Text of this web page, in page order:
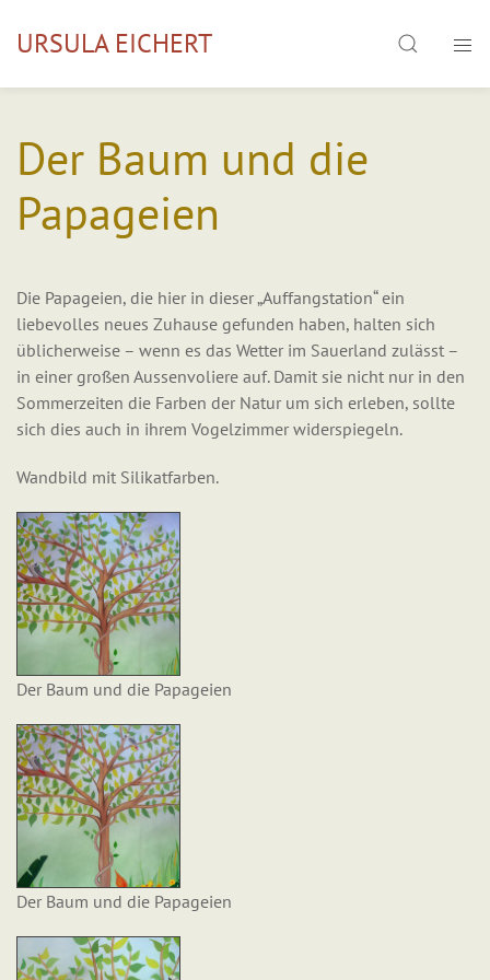
URSULA EICHERT Search
Der Baum und die
Papageien
Die Papageien, die hier in dieser „Auffangstation“ ein
liebevolles neues Zuhause gefunden haben, halten sich
üblicherweise – wenn es das Wetter im Sauerland zulässt –
in einer großen Aussenvoliere auf. Damit sie nicht nur in den
Sommerzeiten die Farben der Natur um sich erleben, sollte
sich dies auch in ihrem Vogelzimmer widerspiegeln.
Wandbild mit Silikatfarben.
Der Baum und die Papageien
Der Baum und die Papageien